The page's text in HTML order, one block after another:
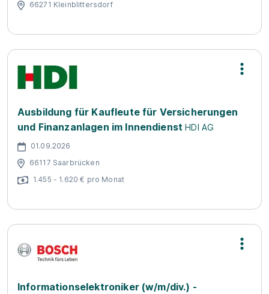
66271 Kleinblittersdorf
Ausbildung für Kaufleute für Versicherungen
und Finanzanlagen im Innendienst HDI AG
01.09.2026
66117 Saarbrücken
1.455 - 1.620 € pro Monat
Informationselektroniker (w/m/div.) -